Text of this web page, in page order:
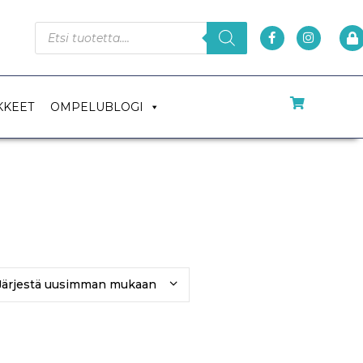
OMPELUBLOGI